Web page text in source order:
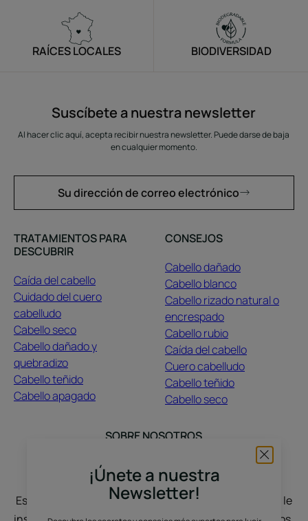
¡Únete a nuestra
Newsletter!
RAÍCES LOCALES BIODIVERSIDAD
Suscíbete a nuestra newsletter
Al hacer clic aquí, acepta recibir nuestra newsletter. Puede darse de baja
en cualquier momento.
Su dirección de correo electrónico
TRATAMIENTOS PARA
DESCUBRIR
Caída del cabello
Cuidado del cuero
cabelludo
Cabello seco
Cabello dañado y
quebradizo
Cabello teñido
Cabello apagado
CONSEJOS
Cabello dañado
Cabello blanco
Cabello rizado natural o
encrespado
Cabello rubio
Caída del cabello
Cuero cabelludo
Cabello teñido
Cabello seco
SOBRE NOSOTROS
Contacto
Estamos aquí para escuchar: cuéntenos su historia y le